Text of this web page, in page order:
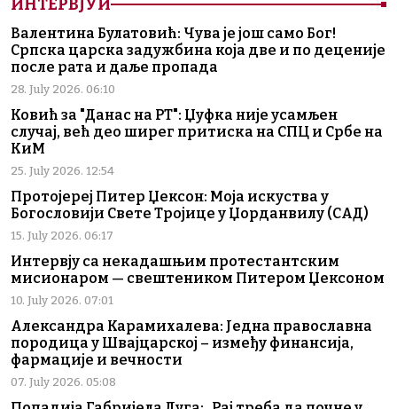
ИНТЕРВЈУИ
Валентина Булатовић: Чува је још само Бог!
Српска царска задужбина која две и по деценије
после рата и даље пропада
28. July 2026. 06:10
Ковић за "Данас на РТ": Џуфка није усамљен
случај, већ део ширег притиска на СПЦ и Србе на
КиМ
25. July 2026. 12:54
Протојереј Питер Џексон: Моја искуства у
Богословији Свете Тројице у Џорданвилу (САД)
15. July 2026. 06:17
Интервју са некадашњим протестантским
мисионаром — свештеником Питером Џексоном
10. July 2026. 07:01
Александра Карамихалева: Једна православна
породица у Швајцарској – између финансија,
фармације и вечности
07. July 2026. 05:08